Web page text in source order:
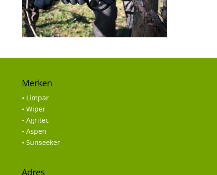
Merken
• Limpar
• Wiper
• Agritec
• Aspen
• Sunseeker
Adres